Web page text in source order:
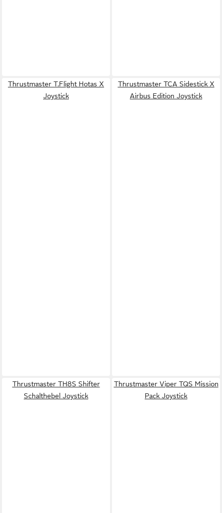
Thrustmaster T.Flight Hotas X
Joystick
Thrustmaster TCA Sidestick X
Airbus Edition Joystick
Thrustmaster TH8S Shifter
Schalthebel Joystick
Thrustmaster Viper TQS Mission
Pack Joystick